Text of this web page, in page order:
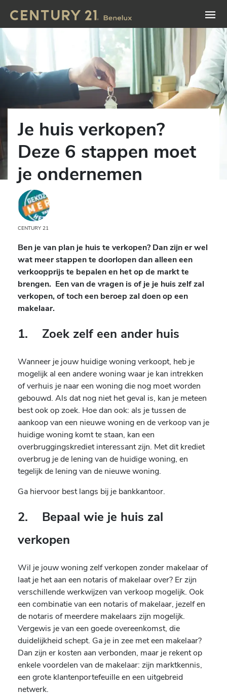
Je huis verkopen?
Deze 6 stappen moet
je ondernemen
CENTURY 21
Ben je van plan je huis te verkopen? Dan zijn er wel
wat meer stappen te doorlopen dan alleen een
verkoopprijs te bepalen en het op de markt te
brengen. Een van de vragen is of je je huis zelf zal
verkopen, of toch een beroep zal doen op een
makelaar.
1. Zoek zelf een ander huis
Wanneer je jouw huidige woning verkoopt, heb je
mogelijk al een andere woning waar je kan intrekken
of verhuis je naar een woning die nog moet worden
gebouwd. Als dat nog niet het geval is, kan je meteen
best ook op zoek. Hoe dan ook: als je tussen de
aankoop van een nieuwe woning en de verkoop van je
huidige woning komt te staan, kan een
overbruggingskrediet interessant zijn. Met dit krediet
overbrug je de lening van de huidige woning, en
tegelijk de lening van de nieuwe woning.
Ga hiervoor best langs bij je bankkantoor.
2. Bepaal wie je huis zal
verkopen
Wil je jouw woning zelf verkopen zonder makelaar of
laat je het aan een notaris of makelaar over? Er zijn
verschillende werkwijzen van verkoop mogelijk. Ook
een combinatie van een notaris of makelaar, jezelf en
de notaris of meerdere makelaars zijn mogelijk.
Vergewis je van een goede overeenkomst, die
duidelijkheid schept. Ga je in zee met een makelaar?
Dan zijn er kosten aan verbonden, maar je rekent op
enkele voordelen van de makelaar: zijn marktkennis,
een grote klantenportefeuille en een uitgebreid
netwerk.